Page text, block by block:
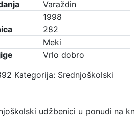
Varaždin
1998
282
Meki
Vrlo dobro
Kategorija: Srednjoškolski
udžbenici u ponudi na